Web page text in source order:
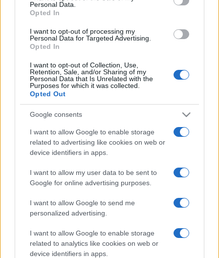
Personal Data.
Opted In
I want to opt-out of processing my
Personal Data for Targeted Advertising.
Opted In
I want to opt-out of Collection, Use,
Retention, Sale, and/or Sharing of my
Personal Data that Is Unrelated with the
Purposes for which it was collected.
Opted Out
Google consents
I want to allow Google to enable storage
related to advertising like cookies on web or
device identifiers in apps.
I want to allow my user data to be sent to
Google for online advertising purposes.
I want to allow Google to send me
personalized advertising.
I want to allow Google to enable storage
related to analytics like cookies on web or
device identifiers in apps.
Országos hírek
HÍRDETÉS
HÍRDETÉS
LEGOLVASOTTABB
Kecskeméten is szakirányú
továbbképzésekkel erősít a Gál Ferenc